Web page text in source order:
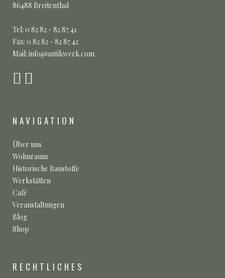
86488 Breitenthal
Tel: 0 82 82 - 82 87 41
Fax: 0 82 82 - 82 87 42
Mail: info@antikwerk.com
NAVIGATION
Über uns
Wohnraum
Historische Baustoffe
Werkstätten
Café
Veranstaltungen
Blog
Shop
RECHTLICHES